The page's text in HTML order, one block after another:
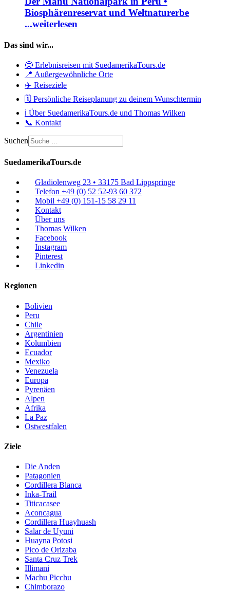
Biosphärenreservat und Weltnaturerbe
...weiterlesen
Das sind wir...
🤩 Erlebnisreisen mit SuedamerikaTours.de
📍 Außergewöhnliche Orte
✈️ Reiseziele
🗓️ Persönliche Reiseplanung zu deinem Wunschtermin
ℹ️ Über SuedamerikaTours.de und Thomas Wilken
📞 Kontakt
Suchen
SuedamerikaTours.de
Gladiolenweg 23 • 33175 Bad Lippspringe
Telefon +49 (0) 52 52-93 60 372
Mobil +49 (0) 151-15 58 29 11
Kontakt
Über uns
Thomas Wilken
Facebook
Instagram
Pinterest
Linkedin
Regionen
Bolivien
Peru
Chile
Argentinien
Kolumbien
Ecuador
Mexiko
Venezuela
Europa
Pyrenäen
Alpen
Afrika
La Paz
Ostwestfalen
Ziele
Die Anden
Patagonien
Cordillera Blanca
Inka-Trail
Titicacasee
Aconcagua
Cordillera Huayhuash
Salar de Uyuni
Huayna Potosi
Pico de Orizaba
Santa Cruz Trek
Illimani
Machu Picchu
Chimborazo